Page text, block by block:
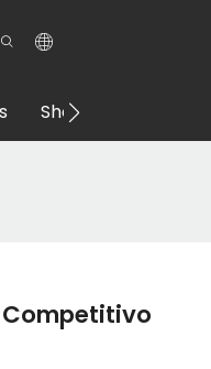
Showroom VR
Competitivo